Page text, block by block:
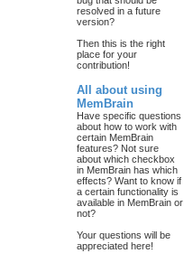
resolved in a future
version?
Then this is the right
place for your
contribution!
All about using
MemBrain
Have specific questions
about how to work with
certain MemBrain
features? Not sure
about which checkbox
in MemBrain has which
effects? Want to know if
a certain functionality is
available in MemBrain or
not?
Your questions will be
appreciated here!